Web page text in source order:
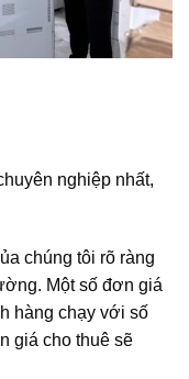
nghiệp nhất,
chúng tôi rõ ràng
Một số đơn giá
hàng chạy với số
giá cho thuê sẽ